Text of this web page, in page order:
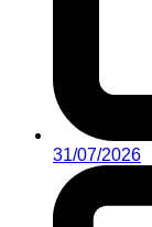
31/07/2026